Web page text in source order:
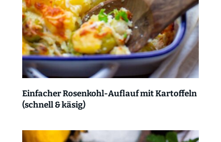
Einfacher Rosenkohl-Auflauf mit Kartoffeln
(schnell & käsig)